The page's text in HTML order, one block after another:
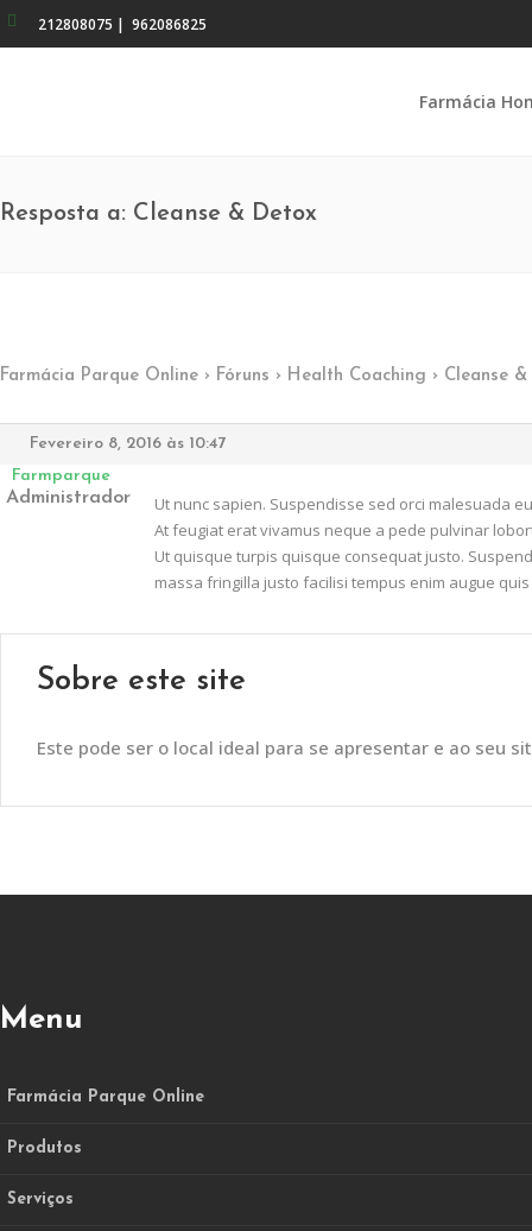
212808075 | 962086825
Farmácia
Resposta a: Cleanse & Detox
Farmácia Parque Online › Fóruns › Health Coaching › Cleanse
Fevereiro 8, 2016 às 10:47
Farmparque
Administrador
Ut nunc sapien. Suspendisse sed orci malesuada
At feugiat erat vivamus neque a pede pulvinar
Ut quisque turpis quisque consequat justo.
massa fringilla justo facilisi tempus enim augue
Sobre este site
Este pode ser o local ideal para se apresentar e ao seu
Menu
Farmácia Parque Online
Produtos
Serviços